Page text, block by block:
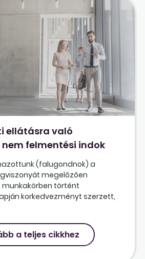
ellátásra való
felmentési indok
(falugondnok) a
megelőzően
történt
korkedvezményt szerzett,
a teljes cikkhez